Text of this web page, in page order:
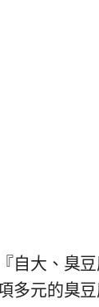
自大、臭
多元的臭豆